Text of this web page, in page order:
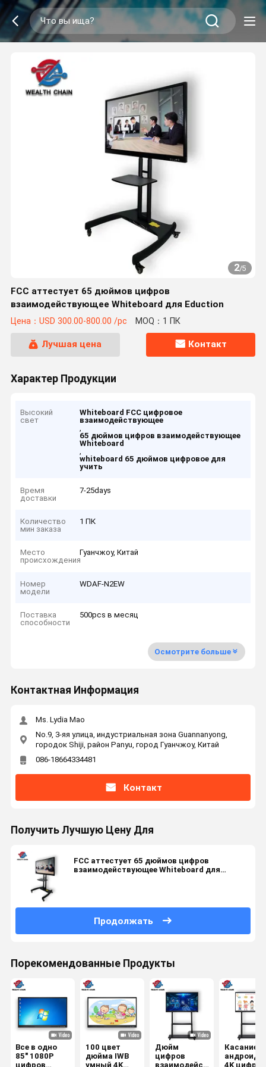
2/5
FCC аттестует 65 дюймов цифров
взаимодействующее Whiteboard для Eduction
Цена：USD 300.00-800.00 /pc MOQ：1 ПК
Лучшая цена Контакт
Характер Продукции
Высокий
свет
Whiteboard FCC цифровое
взаимодействующее
,
65 дюймов цифров взаимодействующее
Whiteboard
,
whiteboard 65 дюймов цифровое для
учить
Время
доставки
7-25days
Количество
мин заказа
1 ПК
Место
происхождения
Гуанчжоу, Китай
Номер
модели
WDAF-N2EW
Поставка
способности
500pcs в месяц
Осмотрите больше
Контактная Информация
Ms. Lydia Mao
No.9, 3-яя улица, индустриальная зона Guannanyong,
городок Shiji, район Panyu, город Гуанчжоу, Китай
086-18664334481
Контакт
Получить Лучшую Цену Для
FCC аттестует 65 дюймов цифров
взаимодействующее Whiteboard для
Продолжать
Порекомендованные Продукты
Все в одно
85" 1080P
цифров
100 цвет
дюйма IWB
умный 4K
Дюйм
цифров
взаимодействующее
Касание
андроида
4K цифров